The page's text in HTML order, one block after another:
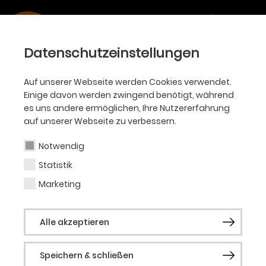
Datenschutzeinstellungen
Auf unserer Webseite werden Cookies verwendet.
Einige davon werden zwingend benötigt, während
es uns andere ermöglichen, Ihre Nutzererfahrung
auf unserer Webseite zu verbessern.
Notwendig
Statistik
Marketing
Alle akzeptieren
Speichern & schließen